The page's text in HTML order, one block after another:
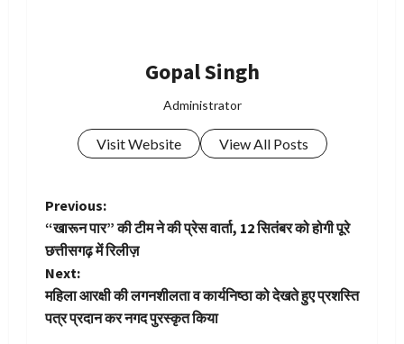
Gopal Singh
Administrator
Visit Website View All Posts
P
o
s
t
Previous:
“खारून पार” की टीम ने की प्रेस वार्ता, 12 सितंबर को होगी पूरे
छत्तीसगढ़ में रिलीज़
Next:
महिला आरक्षी की लगनशीलता व कार्यनिष्ठा को देखते हुए प्रशस्ति
पत्र प्रदान कर नगद पुरस्कृत किया